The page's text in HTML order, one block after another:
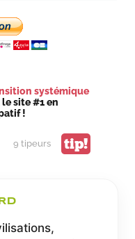
systémique
site #1 en
!
9 tipeurs tip!